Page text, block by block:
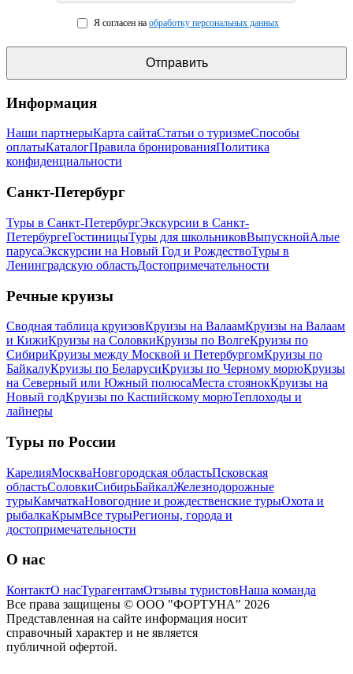
Я согласен на обработку персональных данных
Информация
Наши партнерыКарта сайтаСтатьи о туризмеСпособы
оплатыКаталогПравила бронированияПолитика
конфиденциальности
Санкт-Петербург
Туры в Санкт-ПетербургЭкскурсии в Санкт-
ПетербургеГостиницыТуры для школьниковВыпускнойАлые
парусаЭкскурсии на Новый Год и РождествоТуры в
Ленинградскую областьДостопримечательности
Речные круизы
Сводная таблица круизовКруизы на ВалаамКруизы на Валаам
и КижиКруизы на СоловкиКруизы по ВолгеКруизы по
СибириКруизы между Москвой и ПетербургомКруизы по
БайкалуКруизы по БеларусиКруизы по Черному морюКруизы
на Северный или Южный полюсаМеста стоянокКруизы на
Новый годКруизы по Каспийскому морюТеплоходы и
лайнеры
Туры по России
КарелияМоскваНовгородская областьПсковская
областьСоловкиСибирьБайкалЖелезнодорожные
турыКамчаткаНовогодние и рождественские турыОхота и
рыбалкаКрымВсе турыРегионы, города и
достопримечательности
О нас
КонтактО насТурагентамОтзывы туристовНаша команда
Все права защищены © ООО "ФОРТУНА" 2026
Представленная на сайте информация носит
справочный характер и не является
публичной офертой.